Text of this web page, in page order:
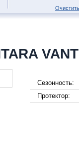
Сезонность:
Протектор: